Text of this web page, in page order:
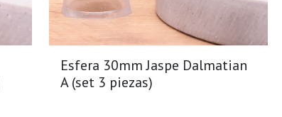
Esfera 30mm Jaspe Dalmatian
A (set 3 piezas)